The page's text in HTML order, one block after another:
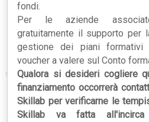
fondi.
Per le aziende
gratuitamente il supporto per
gestione dei piani
voucher a valere sul Conto
Qualora si desideri cogliere
finanziamento occorrerà
Skillab per verificarne le
Skillab va fatta